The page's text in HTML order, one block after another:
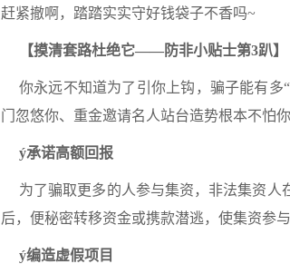
赶紧撤啊，踏踏实实守好钱袋子不香吗~
【摸清套路杜绝它——防非小贴士第3趴】
你永远不知道为了引你上钩，骗子能有多
门忽悠你、重金邀请名人站台造势根本不怕
ý承诺高额回报
为了骗取更多的人参与集资，非法集资
后，便秘密转移资金或携款潜逃，使集资参
ý编造虚假项目